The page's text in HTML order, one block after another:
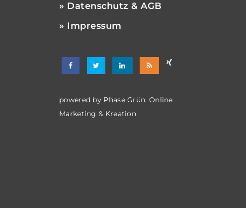
» Datenschutz & AGB
» Impressum
powered by Phase Grün. Online
Marketing & Kreation